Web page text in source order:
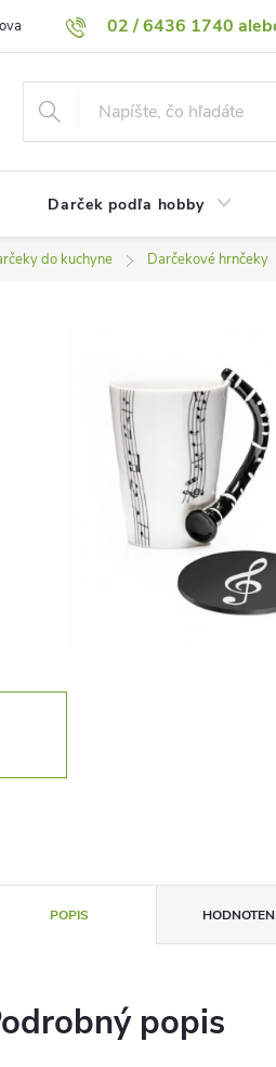
02 / 6436 1740
Vrátenie tovaru Podmienky
Darček podľa hobby
do kuchyne Darčekové hrnčeky
POPIS
popis